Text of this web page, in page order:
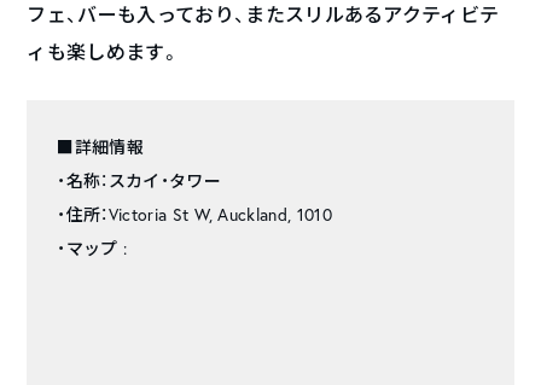
フェ、バーも入っており、またスリルあるアクティビテ
ィも楽しめます。
■詳細情報
・名称：スカイ・タワー
・住所：Victoria St W, Auckland, 1010
・マップ :